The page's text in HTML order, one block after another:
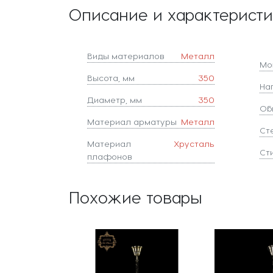
Описание и
Виды материалов Металл
Высота, мм 350
Диаметр, мм 350
Материал арматуры Металл
Материал
плафонов
Хрусталь
Похожие товары